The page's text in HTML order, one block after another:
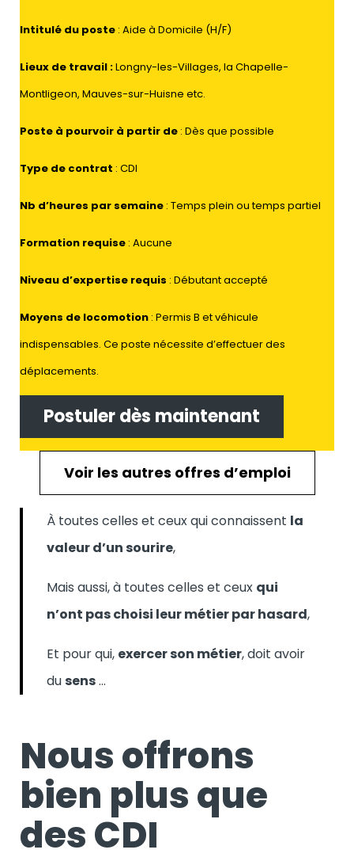
Intitulé du poste : Aide à Domicile (H/F)
Lieux de travail :Longny-les-Villages, la Chapelle-
Montligeon, Mauves-sur-Huisne etc.
Poste à pourvoir à partir de : Dès que possible
Type de contrat : CDI
Nb d’heures par semaine : Temps plein ou temps partiel
Formation requise : Aucune
Niveau d’expertise requis : Débutant accepté
Moyens de locomotion : Permis B et véhicule
indispensables. Ce poste nécessite d’effectuer des
déplacements.
Postuler dès maintenant
Voir les autres offres d’emploi
À toutes celles et ceux qui connaissent la
valeur d’un sourire,
Mais aussi, à toutes celles et ceux qui
n’ont pas choisi leur métier par hasard,
Et pour qui, exercer son métier, doit avoir
du sens…
Nous offrons
bien plus que
des CDI